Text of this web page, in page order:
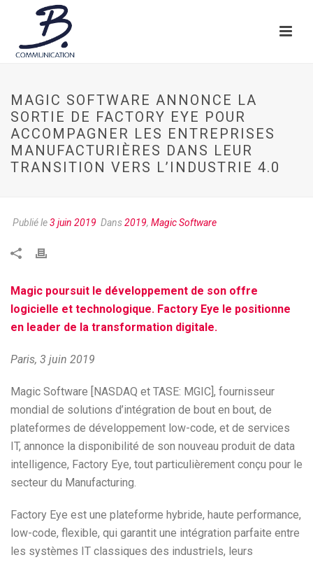
MAGIC SOFTWARE ANNONCE LA
SORTIE DE FACTORY EYE POUR
ACCOMPAGNER LES ENTREPRISES
MANUFACTURIÈRES DANS LEUR
TRANSITION VERS L’INDUSTRIE 4.0
Publié le3 juin 2019 Dans2019, Magic Software
Magic poursuit le développement de son offre
logicielle et technologique. Factory Eye le positionne
en leader de la transformation digitale.
Paris, 3 juin 2019
Magic Software [NASDAQ et TASE: MGIC], fournisseur
mondial de solutions d’intégration de bout en bout, de
plateformes de développement low-code, et de services
IT, annonce la disponibilité de son nouveau produit de data
intelligence, Factory Eye, tout particulièrement conçu pour le
secteur du Manufacturing.
Factory Eye est une plateforme hybride, haute performance,
low-code, flexible, qui garantit une intégration parfaite entre
les systèmes IT classiques des industriels, leurs